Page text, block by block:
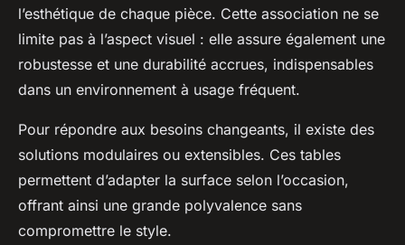
l’esthétique de chaque pièce. Cette association ne se
limite pas à l’aspect visuel : elle assure également une
robustesse et une durabilité accrues, indispensables
dans un environnement à usage fréquent.
Pour répondre aux besoins changeants, il existe des
solutions modulaires ou extensibles. Ces tables
permettent d’adapter la surface selon l’occasion,
offrant ainsi une grande polyvalence sans
compromettre le style.